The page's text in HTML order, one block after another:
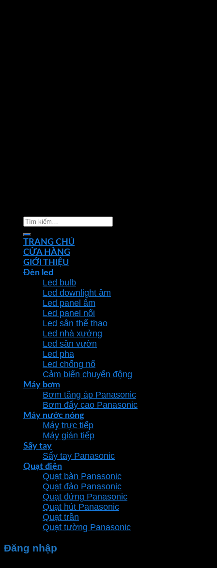
Tìm
TRANG CHỦ
CỬA HÀNG
GIỚI THIỆU
Đèn led
Led bulb
Led downlight âm
Led panel âm
Led panel nổi
Led sân thể thao
Led nhà xưởng
Led sân vườn
Led pha
Led chống nổ
Cảm biến chuyển động
Máy bơm
Bơm tăng áp Panasonic
Bơm đẩy cao Panasonic
Máy nước nóng
Máy trực tiếp
Máy gián tiếp
Sấy tay
Sấy tay Panasonic
Quạt điện
Quạt bàn Panasonic
Quạt đảo Panasonic
Quạt đứng Panasonic
Quạt hút Panasonic
Quạt trần
Quạt tường Panasonic
Đăng nhập